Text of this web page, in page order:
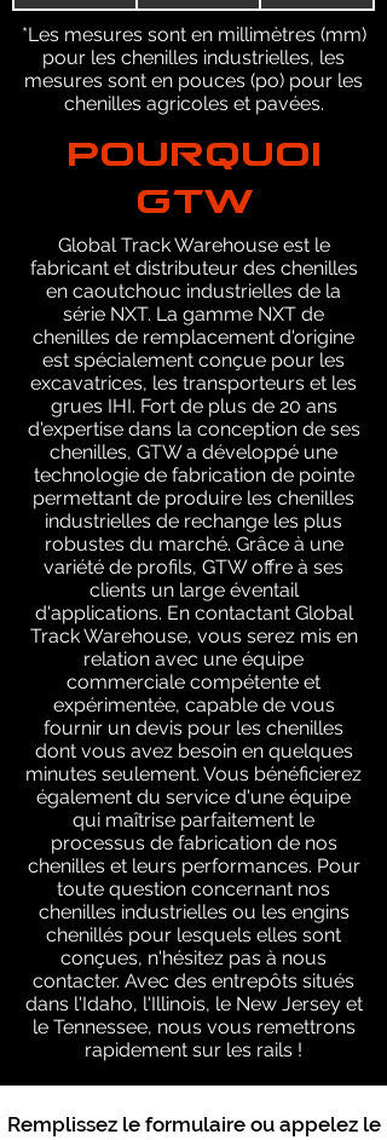
*Les mesures sont en millimètres (mm)
pour les chenilles industrielles, les
mesures sont en pouces (po) pour les
chenilles agricoles et pavées.
POURQUOI
GTW
Global Track Warehouse est le
fabricant et distributeur des chenilles
en caoutchouc industrielles de la
série NXT. La gamme NXT de
chenilles de remplacement d'origine
est spécialement conçue pour les
excavatrices, les transporteurs et les
grues IHI. Fort de plus de 20 ans
d'expertise dans la conception de ses
chenilles, GTW a développé une
technologie de fabrication de pointe
permettant de produire les chenilles
industrielles de rechange les plus
robustes du marché. Grâce à une
variété de profils, GTW offre à ses
clients un large éventail
d'applications. En contactant Global
Track Warehouse, vous serez mis en
relation avec une équipe
commerciale compétente et
expérimentée, capable de vous
fournir un devis pour les chenilles
dont vous avez besoin en quelques
minutes seulement. Vous bénéficierez
également du service d'une équipe
qui maîtrise parfaitement le
processus de fabrication de nos
chenilles et leurs performances. Pour
toute question concernant nos
chenilles industrielles ou les engins
chenillés pour lesquels elles sont
conçues, n'hésitez pas à nous
contacter. Avec des entrepôts situés
dans l'Idaho, l'Illinois, le New Jersey et
le Tennessee, nous vous remettrons
rapidement sur les rails !
Remplissez le formulaire ou appelez le